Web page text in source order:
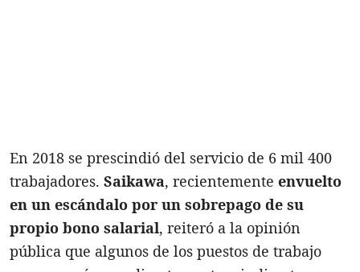
En 2018 se prescindió del servicio de 6 mil 400
trabajadores. Saikawa, recientemente envuelto
en un escándalo por un sobrepago de su
propio bono salarial, reiteró a la opinión
pública que algunos de los puestos de trabajo